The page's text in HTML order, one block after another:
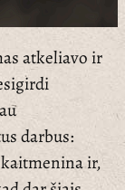
atkeliavo ir
darbus:
ir,